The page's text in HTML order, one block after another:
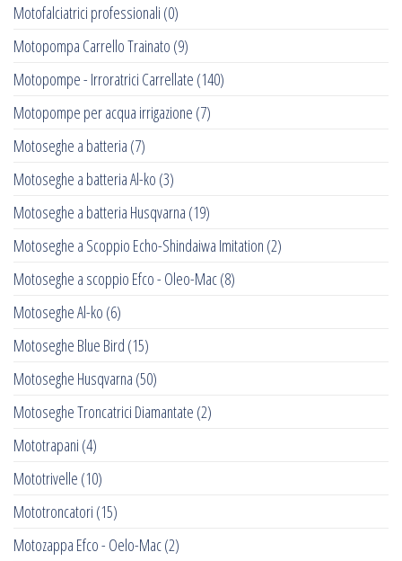
Motofalciatrici professionali (0)
Motopompa Carrello Trainato (9)
Motopompe - Irroratrici Carrellate (140)
Motopompe per acqua irrigazione (7)
Motoseghe a batteria (7)
Motoseghe a batteria Al-ko (3)
Motoseghe a batteria Husqvarna (19)
Motoseghe a Scoppio Echo-Shindaiwa Imitation (2)
Motoseghe a scoppio Efco - Oleo-Mac(8)
Motoseghe Al-ko (6)
Motoseghe Blue Bird (15)
Motoseghe Husqvarna (50)
Motoseghe Troncatrici Diamantate (2)
Mototrapani (4)
Mototrivelle (10)
Mototroncatori (15)
Motozappa Efco - Oelo-Mac(2)